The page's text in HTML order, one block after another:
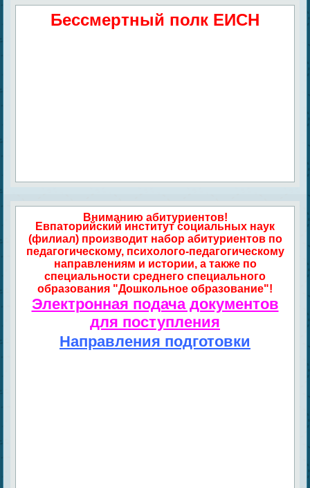
Бессмертный полк ЕИСН
Вниманию абитуриентов!
Евпаторийский институт социальных наук
(филиал) производит набор абитуриентов по
педагогическому, психолого-педагогическому
направлениям и истории, а также по
специальности среднего специального
образования "Дошкольное образование"!
Электронная подача документов
для поступления
Направления подготовки